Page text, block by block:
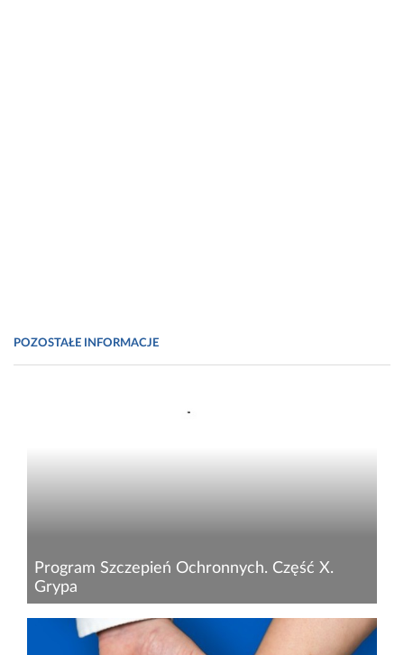
POZOSTAŁE INFORMACJE
Program Szczepień Ochronnych. Część X.
Grypa
Grypa jest bardzo zaraźliwą chorobą wirusową.
Każdego roku powoduje epidemie.&nbsp;Sezon